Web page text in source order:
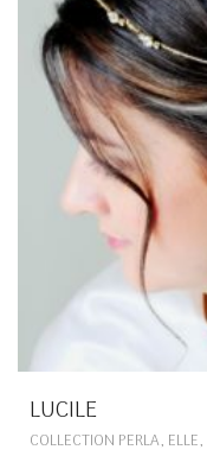
LUCILE
COLLECTION PERLA, ELLE,